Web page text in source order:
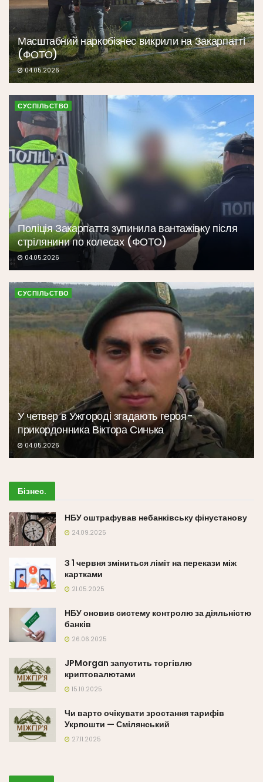
Масштабний наркобізнес викрили на Закарпатті
(ФОТО)
04.05.2026
СУСПІЛЬСТВО
Поліція Закарпаття зупинила вантажівку після
стрілянини по колесах (ФОТО)
04.05.2026
СУСПІЛЬСТВО
У четвер в Ужгороді згадають героя-
прикордонника Віктора Синька
04.05.2026
Бізнес.
НБУ оштрафував небанківську фінустанову
24.09.2025
З 1 червня зміниться ліміт на перекази між
картками
21.05.2025
НБУ оновив систему контролю за діяльністю
банків
26.06.2025
JPMorgan запустить торгівлю
криптовалютами
15.10.2025
Чи варто очікувати зростання тарифів
Укрпошти — Смілянський
27.11.2025